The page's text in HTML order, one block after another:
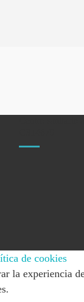
de cookies
la experiencia